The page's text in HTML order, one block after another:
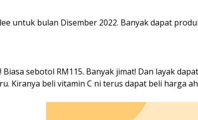
untuk bulan Disember 2022. Banyak dapat
Biasa sebotol RM115. Banyak jimat! Dan layak
Kiranya beli vitamin C ni terus dapat beli harga